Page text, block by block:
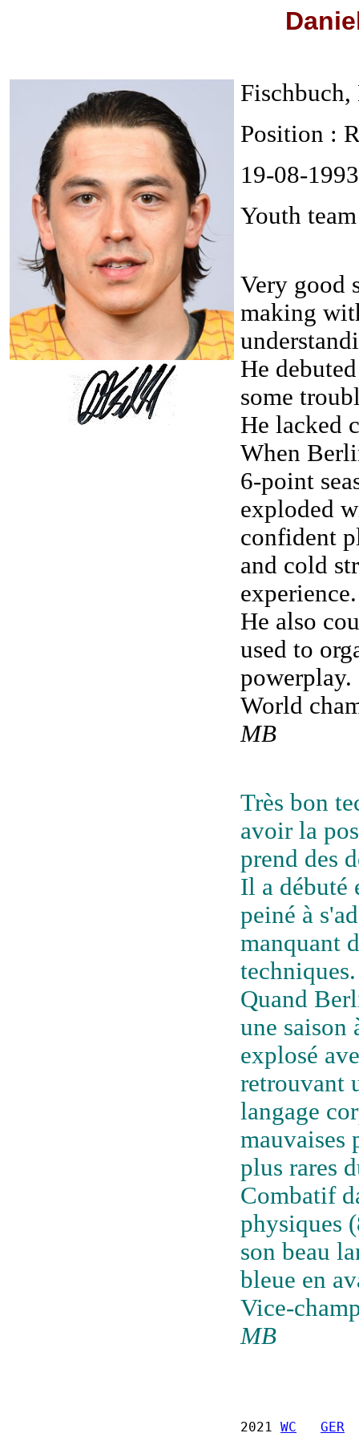
Position :
19-08-
Youth
Very good
making
He
some
He lacked
When
6-point
exploded
confident
and cold
experience.
He also
used to
powerplay.
World
MB
Très bon
avoir la
prend des
Il a débuté
peiné à
manquant
techniques.
Quand
une saison
explosé
retrouvant
langage
mauvaises
plus rares
Combatif
physiques
son beau
bleue en
Vice-
MB
2021 WC GER